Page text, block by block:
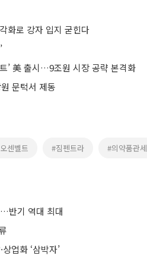
화로 강자 입지 굳힌다
’ 美 출시…9조원 시장 공략 본격화
문턱서 제동
센벨트 #짐펜트라 #의약품관세
반기 역대 최대
업화 ‘삼박자’